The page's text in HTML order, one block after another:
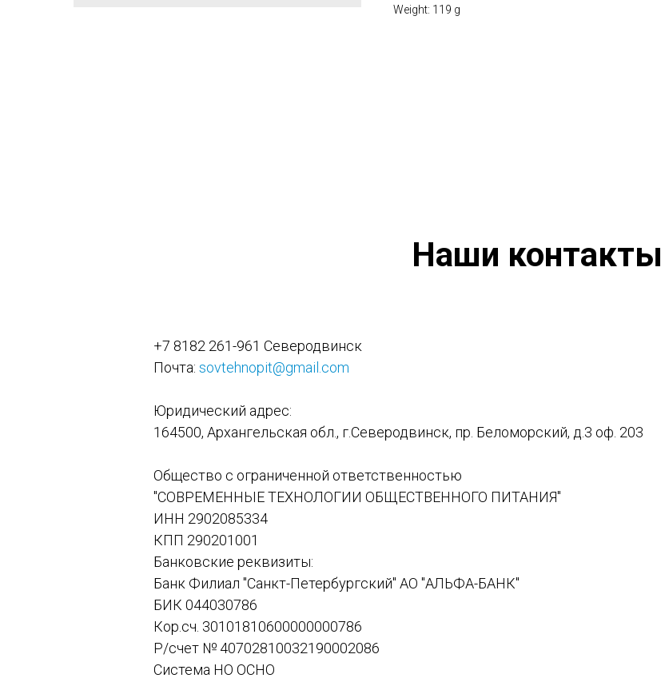
Weight: 119 g
Наши контакты
+7 8182 261-961 Северодвинск
Почта: sovtehnopit@gmail.com
Юридический адрес:
164500, Архангельская обл., г.Северодвинск, пр. Беломорский, д.3 оф. 203
Общество с ограниченной ответственностью
"СОВРЕМЕННЫЕ ТЕХНОЛОГИИ ОБЩЕСТВЕННОГО ПИТАНИЯ"
ИНН 2902085334
КПП 290201001
Банковские реквизиты:
Банк Филиал "Санкт-Петербургский" АО "АЛЬФА-БАНК"
БИК 044030786
Кор.сч. 30101810600000000786
Р/счет № 40702810032190002086
Система НО ОСНО